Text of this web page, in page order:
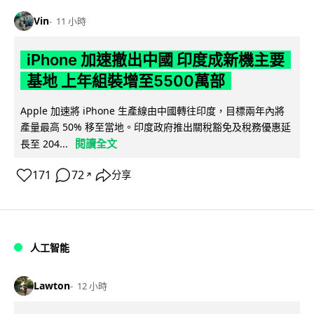
Vin 11 小時
iPhone 加速撤出中國 印度成新機主要
基地 上年組裝增至5500萬部
Apple 加速將 iPhone 生產線由中國轉往印度，目標兩年內將
產量最高 50% 移至當地。印度政府推出關稅豁免及稅務優惠延
長至 204...
閱讀全文
171 72 ↗ 分享
人工智能
Lawton 12 小時